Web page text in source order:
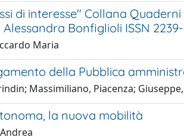
di interesse" Collana
Bonfiglioli ISSN 2239-
Maria
della Pubblica
Massimiliano, Piacenza;
la nuova mobilità